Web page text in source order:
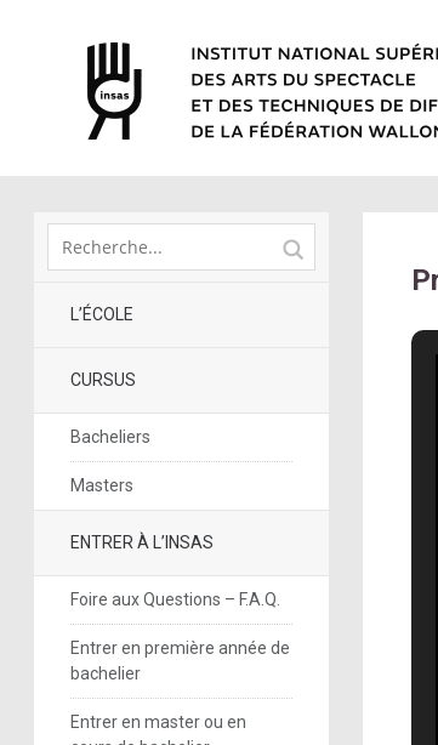
L’ÉCOLE
CURSUS
Bacheliers
Masters
ENTRER À L’INSAS
Foire aux Questions – F.A.Q.
Entrer en première année de
bachelier
Entrer en master ou en